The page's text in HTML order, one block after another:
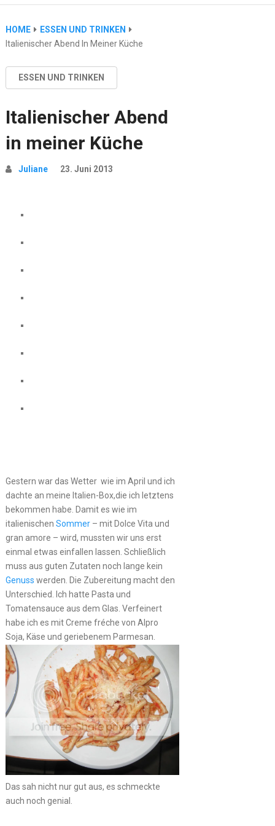
HOME
ESSEN UND TRINKEN
Italienischer Abend In Meiner Küche
ESSEN UND TRINKEN
Italienischer Abend
in meiner Küche
Juliane 23. Juni 2013
Gestern war das Wetter wie im April und ich
dachte an meine Italien-Box,die ich letztens
bekommen habe. Damit es wie im
italienischen Sommer– mit Dolce Vita und
gran amore – wird, mussten wir uns erst
einmal etwas einfallen lassen. Schließlich
muss aus guten Zutaten noch lange kein
Genuss werden. Die Zubereitung macht den
Unterschied. Ich hatte Pasta und
Tomatensauce aus dem Glas. Verfeinert
habe ich es mit Creme fréche von Alpro
Soja, Käse und geriebenem Parmesan.
Das sah nicht nur gut aus, es schmeckte
auch noch genial.